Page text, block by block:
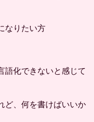
なりたい方
語化できないと感じて
ど、何を書けばいいか